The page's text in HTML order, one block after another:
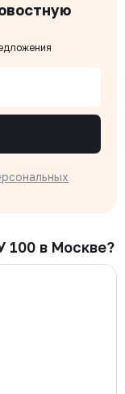
100 в Москве?